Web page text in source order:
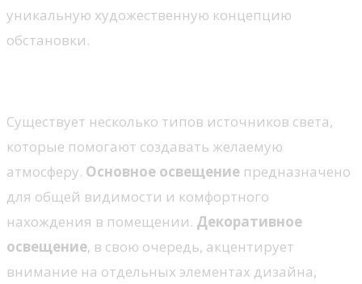
уникальную художественную концепцию
обстановки.
Существует несколько типов источников света,
которые помогают создавать желаемую
атмосферу. Основное освещение предназначено
для общей видимости и комфортного
нахождения в помещении. Декоративное
освещение, в свою очередь, акцентирует
внимание на отдельных элементах дизайна,